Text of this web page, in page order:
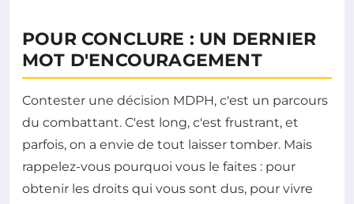
POUR CONCLURE : UN DERNIER
MOT D'ENCOURAGEMENT
Contester une décision MDPH, c'est un parcours
du combattant. C'est long, c'est frustrant, et
parfois, on a envie de tout laisser tomber. Mais
rappelez-vous pourquoi vous le faites : pour
obtenir les droits qui vous sont dus, pour vivre